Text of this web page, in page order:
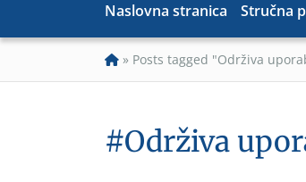
Naslovna stranica Stručna
» Posts tagged "Održiva
#Održiva